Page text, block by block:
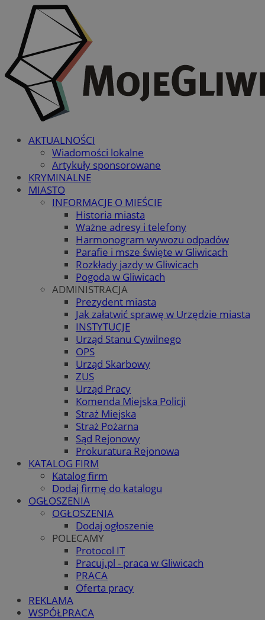
AKTUALNOŚCI
Wiadomości lokalne
Artykuły sponsorowane
KRYMINALNE
MIASTO
INFORMACJE O MIEŚCIE
Historia miasta
Ważne adresy i telefony
Harmonogram wywozu odpadów
Parafie i msze święte w Gliwicach
Rozkłady jazdy w Gliwicach
Pogoda w Gliwicach
ADMINISTRACJA
Prezydent miasta
Jak załatwić sprawę w Urzędzie miasta
INSTYTUCJE
Urząd Stanu Cywilnego
OPS
Urząd Skarbowy
ZUS
Urząd Pracy
Komenda Miejska Policji
Straż Miejska
Straż Pożarna
Sąd Rejonowy
Prokuratura Rejonowa
KATALOG FIRM
Katalog firm
Dodaj firmę do katalogu
OGŁOSZENIA
OGŁOSZENIA
Dodaj ogłoszenie
POLECAMY
Protocol IT
Pracuj.pl - praca w Gliwicach
PRACA
Oferta pracy
REKLAMA
WSPÓŁPRACA